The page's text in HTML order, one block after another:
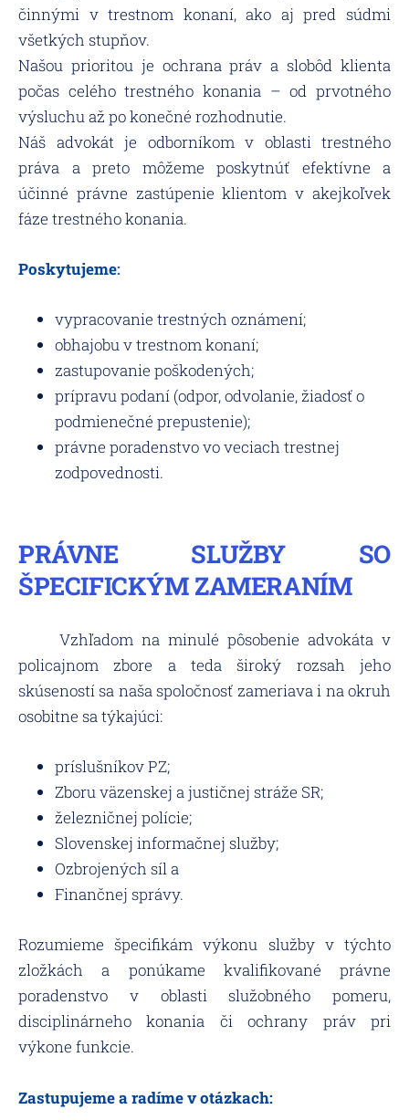
činnými v trestnom konaní, ako aj pred súdmi
všetkých stupňov.
Našou prioritou je ochrana práv a slobôd klienta
počas celého trestného konania – od prvotného
výsluchu až po konečné rozhodnutie.
Náš advokát je odborníkom v oblasti trestného
práva a preto môžeme poskytnúť efektívne a
účinné právne zastúpenie klientom v akejkoľvek
fáze trestného konania.
Poskytujeme:
vypracovanie trestných oznámení;
obhajobu v trestnom konaní;
zastupovanie poškodených;
prípravu podaní (odpor, odvolanie, žiadosť o
podmienečné prepustenie);
právne poradenstvo vo veciach trestnej
zodpovednosti.
PRÁVNE SLUŽBY SO
ŠPECIFICKÝM ZAMERANÍM
Vzhľadom na minulé pôsobenie advokáta v
policajnom zbore a teda široký rozsah jeho
skúseností sa naša spoločnosť zameriava i na okruh
osobitne sa týkajúci:
príslušníkov PZ;
Zboru väzenskej a justičnej stráže SR;
železničnej polície;
Slovenskej informačnej služby;
Ozbrojených síl a
Finančnej správy.
Rozumieme špecifikám výkonu služby v týchto
zložkách a ponúkame kvalifikované právne
poradenstvo v oblasti služobného pomeru,
disciplinárneho konania či ochrany práv pri
výkone funkcie.
Zastupujeme a radíme v otázkach: